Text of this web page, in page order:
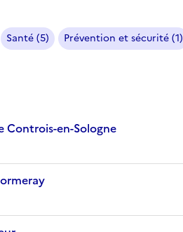
Santé (5) Prévention et sécurité (1)
Controis-en-Sologne